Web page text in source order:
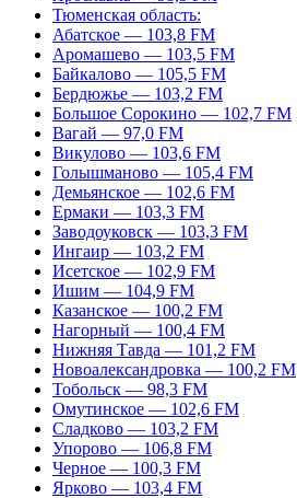
Тюменская область:
Абатское — 103,8 FM
Аромашево — 103,5 FM
Байкалово — 105,5 FM
Бердюжье — 103,2 FM
Большое Сорокино — 102,7 FM
Вагай — 97,0 FM
Викулово — 103,6 FM
Голышманово — 105,4 FM
Демьянское — 102,6 FM
Ермаки — 103,3 FM
Заводоуковск — 103,3 FM
Ингаир — 103,2 FM
Исетское — 102,9 FM
Ишим — 104,9 FM
Казанское — 100,2 FM
Нагорный — 100,4 FM
Нижняя Тавда — 101,2 FM
Новоалександровка — 100,2 FM
Тобольск — 98,3 FM
Омутинское — 102,6 FM
Сладково — 103,2 FM
Упорово — 106,8 FM
Черное — 100,3 FM
Ярково — 103,4 FM